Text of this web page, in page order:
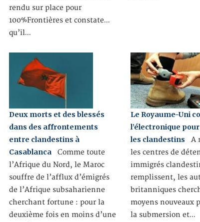
rendu sur place pour
100%Frontières et constate…
qu’il…
Deux morts et des blessés
dans des affrontements
entre clandestins à
Casablanca Comme toute
l’Afrique du Nord, le Maroc
souffre de l’afflux d’émigrés
de l’Afrique subsaharienne
cherchant fortune : pour la
deuxième fois en moins d’une
Le Royaume-Uni
l’électronique
les clandestins A
les centres de
immigrés
remplissent, les
britanniques
moyens nouveaux
la submersion et…